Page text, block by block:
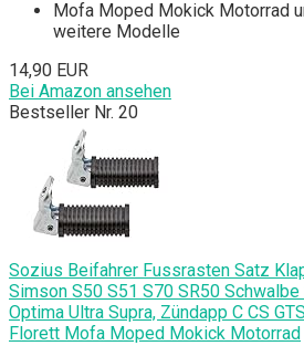
Mofa Moped Mokick Motorrad
weitere Modelle
14,90 EUR
Bei Amazon ansehen
Bestseller Nr. 20
Sozius Beifahrer Fussrasten Satz
Simson S50 S51 S70 SR50
Optima Ultra Supra, Zündapp C CS
Florett Mofa Moped Mokick Motorrad